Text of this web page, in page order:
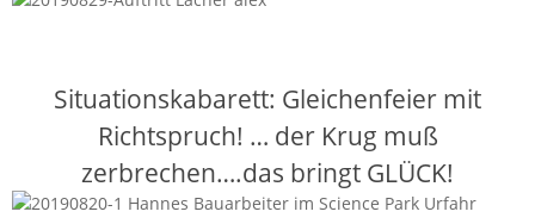
Situationskabarett: Gleichenfeier mit
Richtspruch! … der Krug muß
zerbrechen….das bringt GLÜCK!